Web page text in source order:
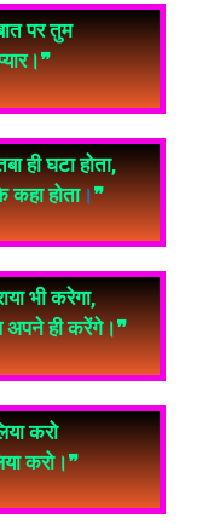
पर तुम
ही घटा होता,
होता।❞
भी करेगा,
ही करेंगे।❞
करो
करो।❞